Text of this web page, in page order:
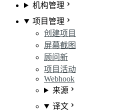
机构管理
项目管理
创建项目
屏幕截图
顾问新
项目活动
Webhook
来源
译文